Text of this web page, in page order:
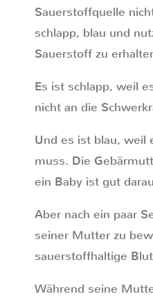
Sauerstoffquelle
schlapp, blau und
Sauerstoff zu
Es ist schlapp, weil
nicht an die
Und es ist blau, weil
muss. Die
ein Baby ist gut
Aber nach ein paar
seiner Mutter zu
sauerstoffhaltige
Während seine